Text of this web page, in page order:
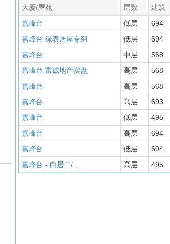
大厦/屋苑 层数 建筑
嘉峰台
低层 694
嘉峰台 绿表居屋专组
低层 694
嘉峰台
中层 568
嘉峰台 富诚地产实盘
高层 568
嘉峰台
高层 568
嘉峰台
高层 693
嘉峰台
低层 495
嘉峰台
高层 694
嘉峰台
低层 694
嘉峰台 - 白居二/...
高层 495